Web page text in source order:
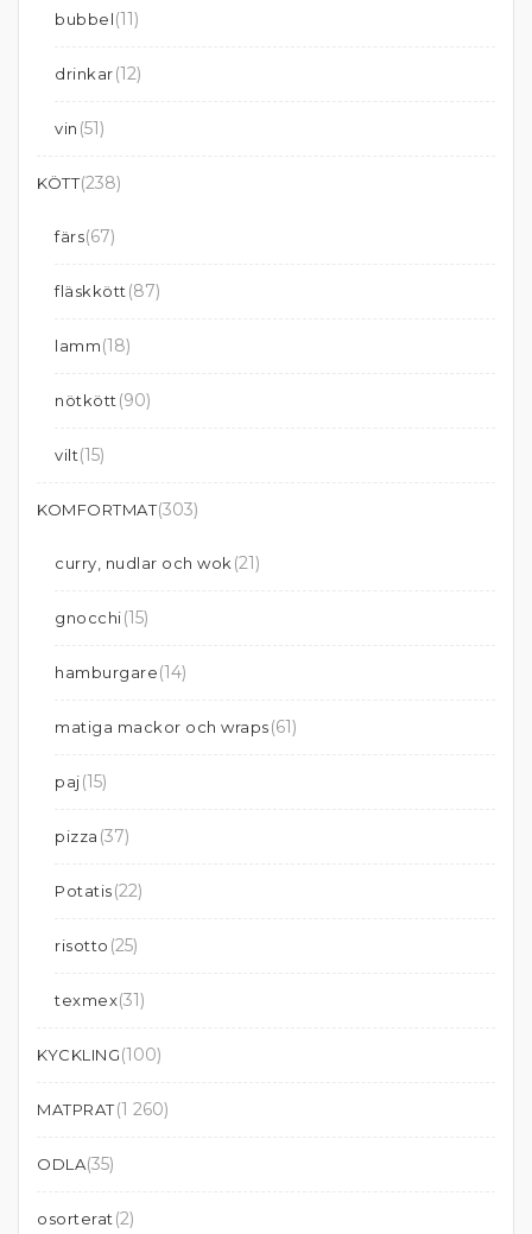
bubbel(11)
drinkar(12)
vin (51)
KÖTT(238)
färs(67)
fläskkött (87)
lamm(18)
nötkött (90)
vilt(15)
KOMFORTMAT(303)
curry, nudlar och wok (21)
gnocchi(15)
hamburgare(14)
matiga mackor och wraps(61)
paj(15)
pizza (37)
Potatis(22)
risotto (25)
texmex(31)
KYCKLING(100)
MATPRAT(1 260)
ODLA(35)
osorterat (2)